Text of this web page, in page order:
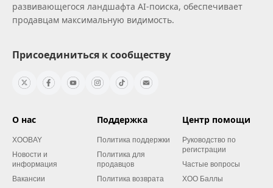
развивающегося ландшафта AI‑поиска, обеспечивает
продавцам максимальную видимость.
Присоединиться к сообществу
О нас
XOOBAY
Новости и
информация
Вакансии
Поддержка
Политика поддержки
Политика для
продавцов
Политика возврата
Центр помощи
Руководство по
регистрации
Частые вопросы
XOO Баллы